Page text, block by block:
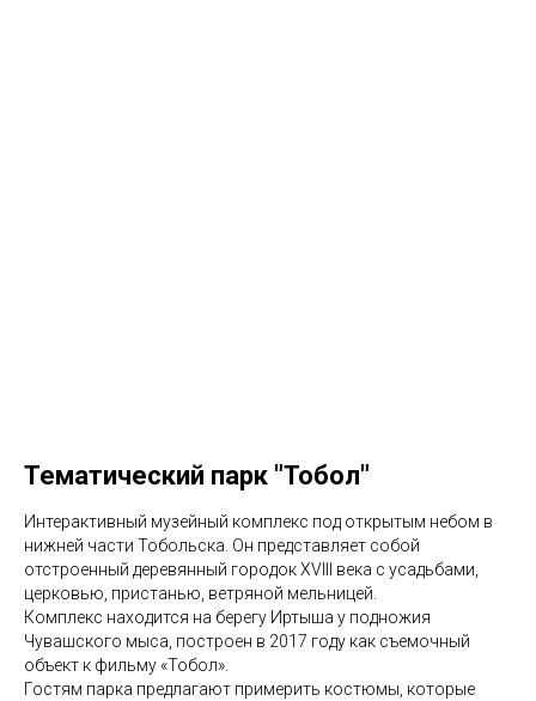
Тематический парк "Тобол"
Интерактивный музейный комплекс под открытым небом в
нижней части Тобольска. Он представляет собой
отстроенный деревянный городок XVIII века с усадьбами,
церковью, пристанью, ветряной мельницей.
Комплекс находится на берегу Иртыша у подножия
Чувашского мыса, построен в 2017 году как съемочный
объект к фильму «Тобол».
Гостям парка предлагают примерить костюмы, которые